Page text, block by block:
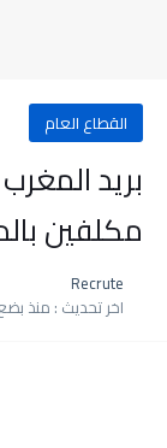
القطاع العام
بريد
مكلفين
Recrute
اخر تحديث : منذ